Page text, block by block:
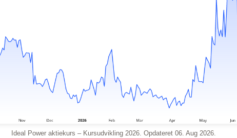
Ideal Power aktiekurs – Kursudvikling 2026. Opdateret 06. Aug 2026.